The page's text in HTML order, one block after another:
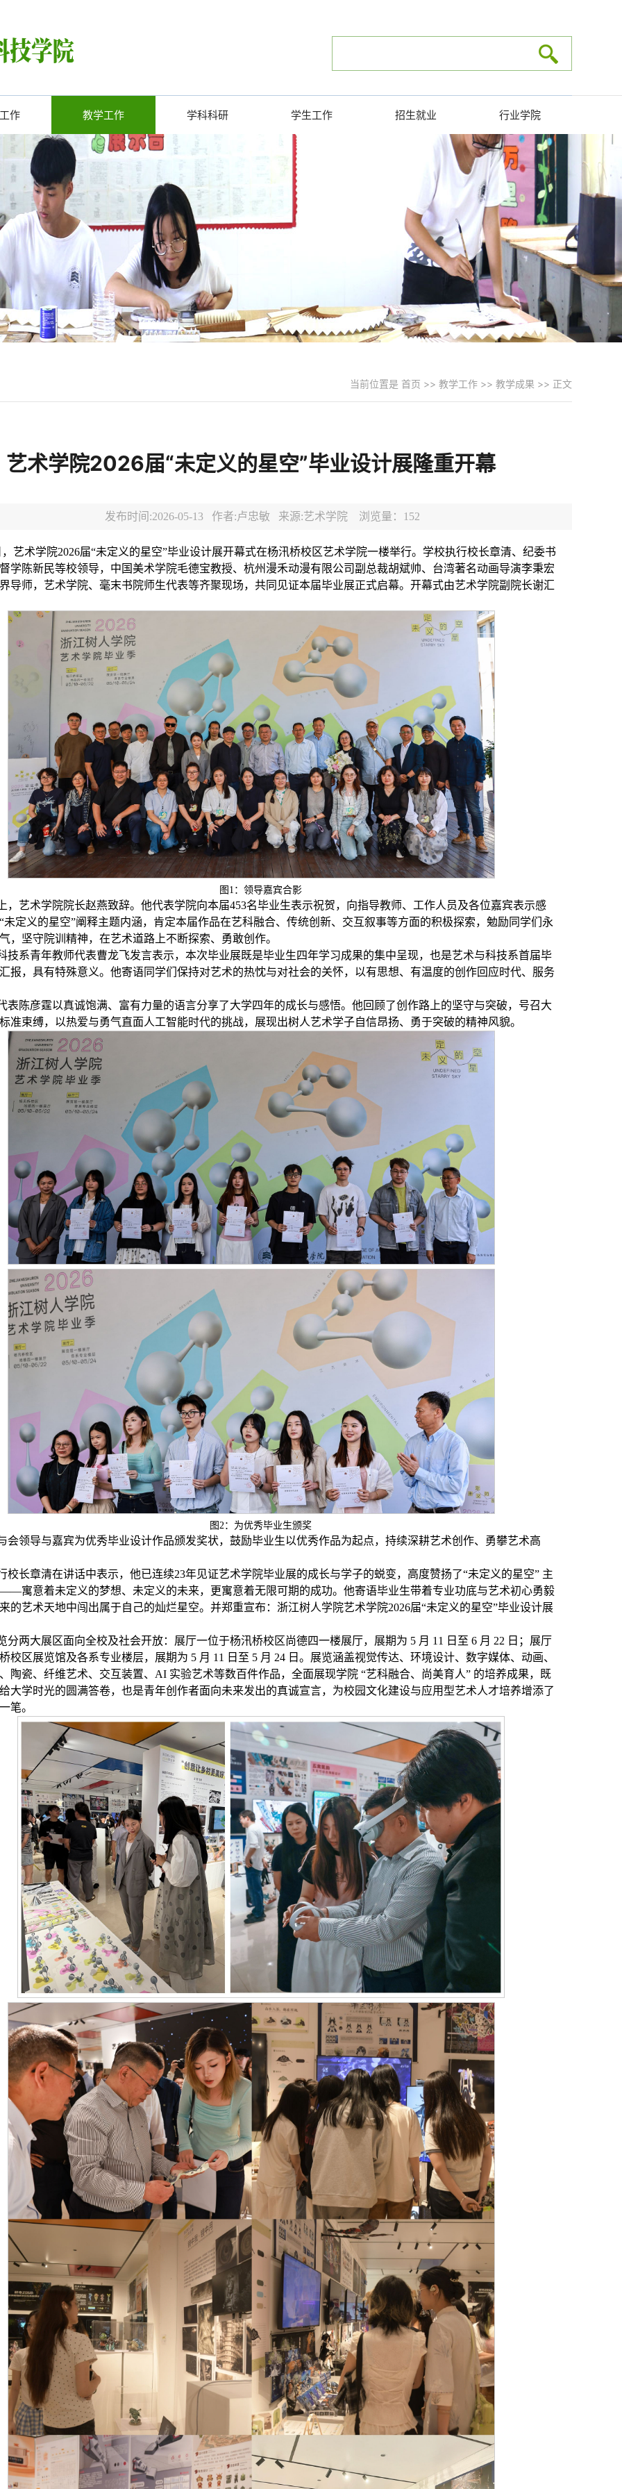
作 教学工作 学科科研 学生工作 招生就业 行业学院
当前位置是 首页 >> 教学工作 >> 教学成果 >> 正文
艺术学院2026届“未定义的星空”毕业设计展隆重开幕
发布时间:2026-05-13 作者:卢忠敏 来源:艺术学院 浏览量： 152
，艺术学院2026届“未定义的星空”毕业设计展开幕式在杨汛桥校区艺术学院一楼举行。学校执行校长章清、纪委书
学陈新民等校领导，中国美术学院毛德宝教授、杭州漫禾动漫有限公司副总裁胡斌帅、台湾著名动画导演李秉宏
导师，艺术学院、毫末书院师生代表等齐聚现场，共同见证本届毕业展正式启幕。开幕式由艺术学院副院长谢汇
图1：领导嘉宾合影
，艺术学院院长赵燕致辞。他代表学院向本届453名毕业生表示祝贺，向指导教师、工作人员及各位嘉宾表示感
未定义的星空”阐释主题内涵，肯定本届作品在艺科融合、传统创新、交互叙事等方面的积极探索，勉励同学们永
，坚守院训精神，在艺术道路上不断探索、勇敢创作。
技系青年教师代表曹龙飞发言表示，本次毕业展既是毕业生四年学习成果的集中呈现，也是艺术与科技系首届毕
报，具有特殊意义。他寄语同学们保持对艺术的热忱与对社会的关怀，以有思想、有温度的创作回应时代、服务
表陈彦霆以真诚饱满、富有力量的语言分享了大学四年的成长与感悟。他回顾了创作路上的坚守与突破，号召大
准束缚，以热爱与勇气直面人工智能时代的挑战，展现出树人艺术学子自信昂扬、勇于突破的精神风貌。
图2：为优秀毕业生颁奖
会领导与嘉宾为优秀毕业设计作品颁发奖状，鼓励毕业生以优秀作品为起点，持续深耕艺术创作、勇攀艺术高
校长章清在讲话中表示，他已连续23年见证艺术学院毕业展的成长与学子的蜕变，高度赞扬了“未定义的星空” 主
寓意着未定义的梦想、未定义的未来，更寓意着无限可期的成功。他寄语毕业生带着专业功底与艺术初心勇毅
的艺术天地中闯出属于自己的灿烂星空。并郑重宣布：浙江树人学院艺术学院2026届“未定义的星空”毕业设计展
分两大展区面向全校及社会开放：展厅一位于杨汛桥校区尚德四一楼展厅，展期为 5 月 11 日至 6 月 22 日；展厅
校区展览馆及各系专业楼层，展期为 5 月 11 日至 5 月 24 日。展览涵盖视觉传达、环境设计、数字媒体、动画、
陶瓷、纤维艺术、交互装置、AI 实验艺术等数百件作品，全面展现学院 “艺科融合、尚美育人” 的培养成果，既
大学时光的圆满答卷，也是青年创作者面向未来发出的真诚宣言，为校园文化建设与应用型艺术人才培养增添了
笔。